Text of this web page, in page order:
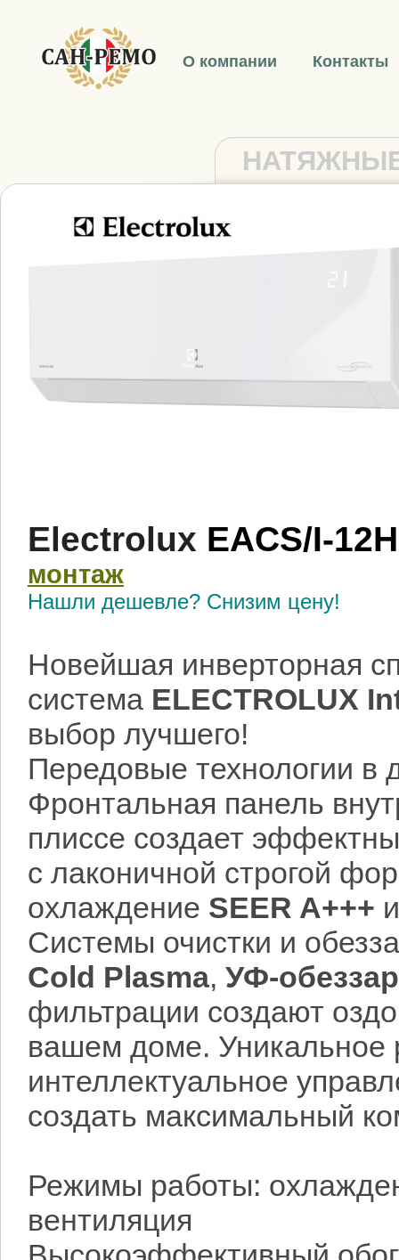
О компании Контакты
Electrolux EACS/I-
монтаж
Нашли дешевле? Снизим цену!
Новейшая инверторная
система ELECTROLUX
выбор лучшего!
Передовые технологии в
Фронтальная панель
плиссе создает
с лаконичной строгой
охлаждение SEER A+++
Системы очистки и
Cold Plasma, УФ-
фильтрации создают
вашем доме.
интеллектуальное
создать максимальный
Режимы работы:
вентиляция